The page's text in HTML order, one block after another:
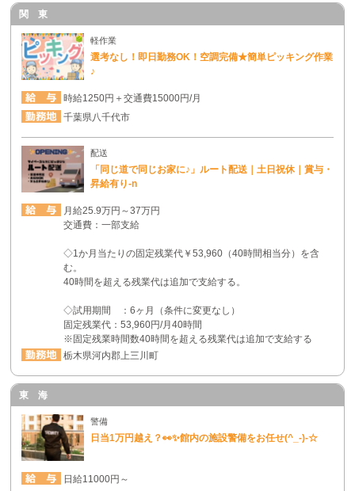
関 東
軽作業
選考なし！即日勤務OK！空調完備★簡単ピッキング作業
♪
時給1250円＋交通費15000円/月
千葉県八千代市
配送
「同じ道で同じお家に♪」ルート配送｜土日祝休｜賞与・
昇給有り-n
月給25.9万円～37万円
交通費：一部支給
◇1か月当たりの固定残業代￥53,960（40時間相当分）を含
む。
40時間を超える残業代は追加で支給する。
◇試用期間 ：6ヶ月（条件に変更なし）
固定残業代：53,960円/月40時間
※固定残業時間数40時間を超える残業代は追加で支給する
栃木県河内郡上三川町
東 海
警備
日当1万円越え？👀✨館内の施設警備をお任せ(^_-)-☆
日給11000円～